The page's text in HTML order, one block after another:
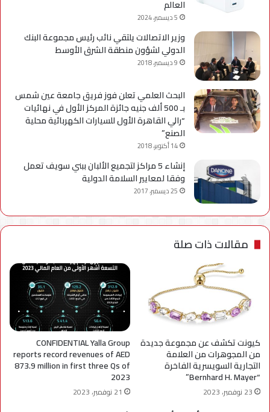
العالم
5 ديسمبر، 2024
وزير الاتصالات يلتقي نائب رئيس مجموعة البنك
الدولي لشؤون منطقة الشرق الأوسط
9 ديسمبر، 2018
البحث العلمي تعلن فوز فريق جامعة عين شمس
بـ 500 ألف جنيه جائزة المركز الأول في نهائيات
“رالي القاهرة الأول للسيارات الكهربائية محلية
الصنع”
14 أكتوبر، 2018
إنشاء 5 مراكز لتجميع الألبان ببني سويف تعمل
وفقا لمعايير السلامة الدولية
25 ديسمبر، 2017
مقالات ذات صلة
كيونت تكشف عن مجموعة جديدة
من المجوهرات من العلامة
التجارية السويسرية الفاخرة
“Bernhard H. Mayer”
23 نوفمبر، 2023
CONFIDENTIAL Yalla Group
reports record revenues of AED
873.9 million in first three Qs of
2023
21 نوفمبر، 2023